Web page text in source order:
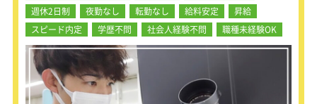
なガイドラインが用意されているの
で、素早く職場に馴染むことができま
す。
【こんな方に向いています！】
・コツコツ仕事に取り組みたい方
・職の仕事に興味を持っている方
週休2日制
夜勤なし 転勤なし 給料安定
昇給
スピード内定
学歴不問 社会人経験不問 職種未経験OK